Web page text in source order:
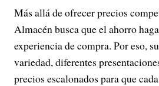
Más allá de ofrecer precios
Almacén busca que el ahorro
experiencia de compra. Por eso,
variedad, diferentes
precios escalonados para que